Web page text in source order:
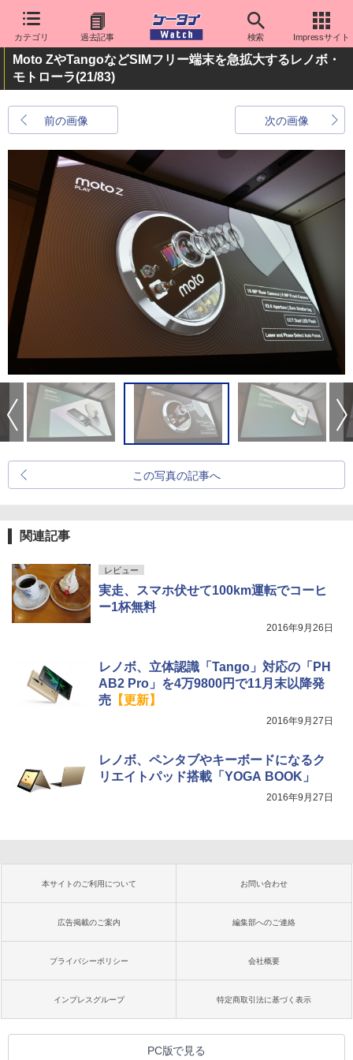
カテゴリ 過去記事 検索 Impressサイト
Moto ZやTangoなどSIMフリー端末を急拡大するレノボ・
モトローラ(21/83)
前の画像 次の画像
この写真の記事へ
関連記事
レビュー
実走、スマホ伏せて100km運転でコーヒ
ー1杯無料
2016年9月26日
レノボ、立体認識「Tango」対応の「PH
AB2 Pro」を4万9800円で11月末以降発
売【更新】
2016年9月27日
レノボ、ペンタブやキーボードになるク
リエイトパッド搭載「YOGA BOOK」
2016年9月27日
本サイトのご利用について お問い合わせ
広告掲載のご案内 編集部へのご連絡
プライバシーポリシー 会社概要
インプレスグループ 特定商取引法に基づく表示
PC版で見る